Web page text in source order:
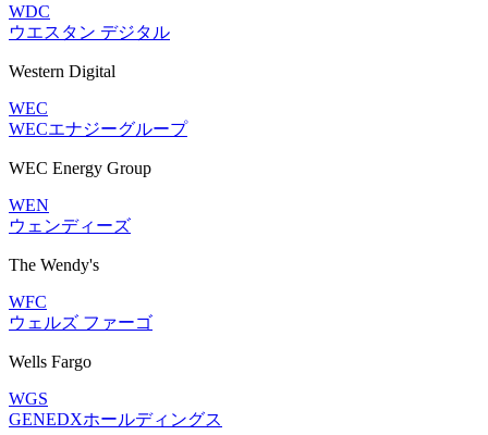
WDC
ウエスタン デジタル
Western Digital
WEC
WECエナジーグループ
WEC Energy Group
WEN
ウェンディーズ
The Wendy's
WFC
ウェルズ ファーゴ
Wells Fargo
WGS
GENEDXホールディングス